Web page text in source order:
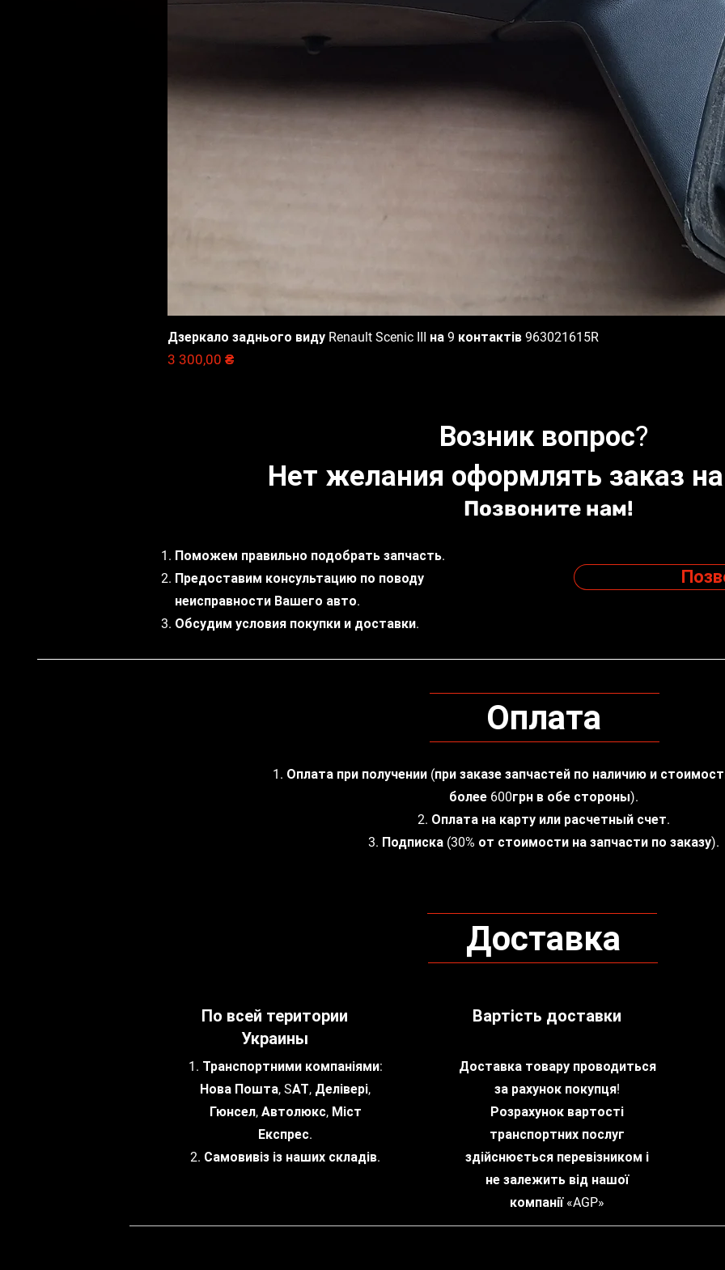
Быстрый просмотр
Дзеркало заднього виду Renault Scenic III на 9 контактів 963021615R
Цена
3 300,00 ₴
Возник вопрос?
Нет желания оформлять заказ на
Позвоните нам!
Поможем правильно подобрать запчасть.
Предоставим консультацию по поводу
неисправности Вашего авто.
Обсудим условия покупки и доставки.
Оплата
1. Оплата при получении (при заказе запчастей по наличию и
более 600грн в обе стороны).
2. Оплата на карту или расчетный счет.
3. Подписка (30% от стоимости на запчасти по заказу).
Доставка
По всей територии
Украины
1. Транспортними компаніями:
Нова Пошта, SАТ, Делівері,
Гюнсел, Автолюкс, Міст
Експрес.
2. Самовивіз із наших складів.
Вартість доставки
Доставка товару проводиться
за рахунок покупця!
Розрахунок вартості
транспортних послуг
здійснюється перевізником і
не залежить від нашої
компанії «AGP»